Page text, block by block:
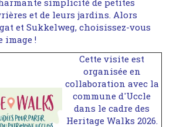
simplicité de petites
et de leurs jardins. Alors
et Sukkelweg, choisissez-vous
image !
Cette visite est
organisée en
collaboration avec la
commune d'Uccle
dans le cadre des
Heritage Walks 2026.